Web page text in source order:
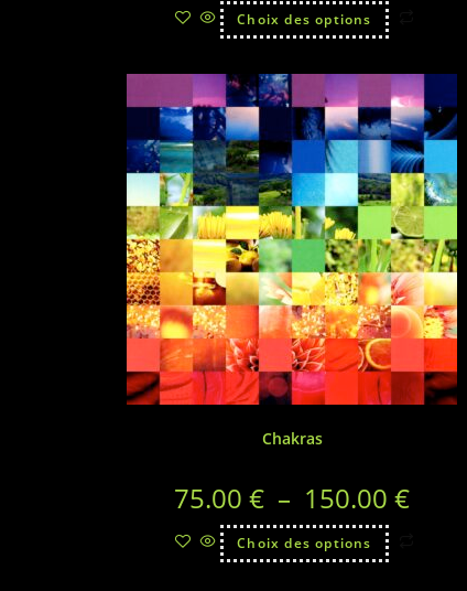
Choix des options
Chakras
75.00€ – 150.00€
Choix des options